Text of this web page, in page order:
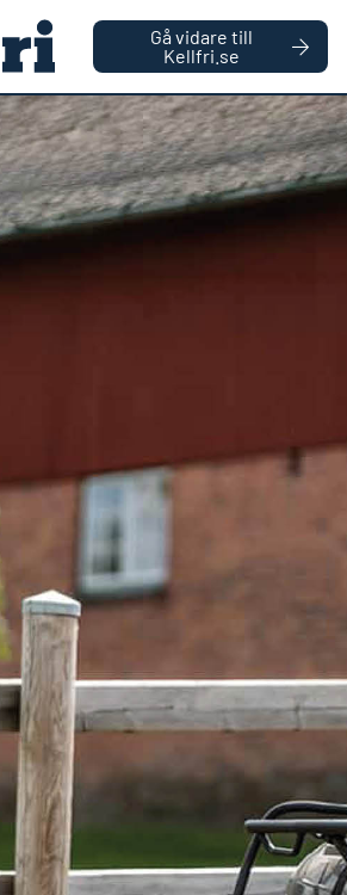
Gå vidare till
Kellfri.se
FÖRETAG | PRIVATPERSON
Antal
Drivknut
DRIVKNUT